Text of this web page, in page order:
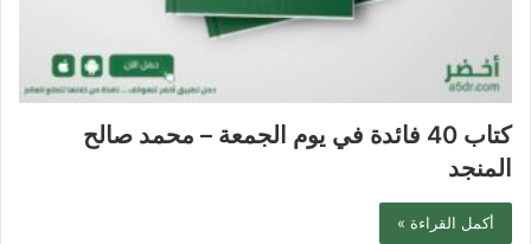
كتاب 40 فائدة في يوم الجمعة – محمد صالح
المنجد
أكمل القراءة »